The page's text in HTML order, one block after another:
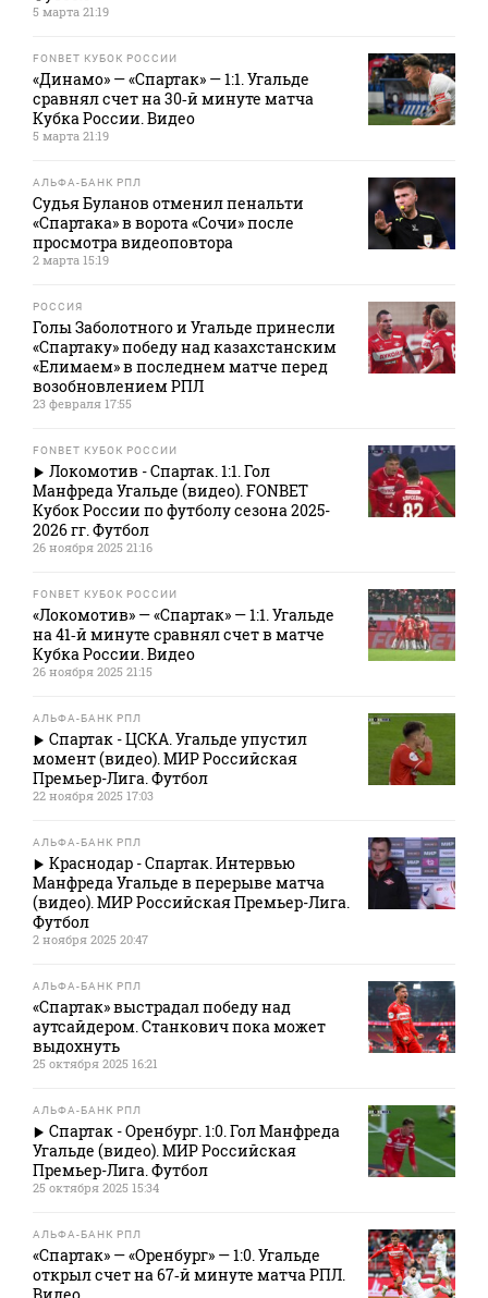
5 марта 21:19
FONBET КУБОК РОССИИ
«Динамо» — «Спартак» — 1:1. Угальде
сравнял счет на 30‑й минуте матча
Кубка России. Видео
5 марта 21:19
АЛЬФА-БАНК РПЛ
Судья Буланов отменил пенальти
«Спартака» в ворота «Сочи» после
просмотра видеоповтора
2 марта 15:19
РОССИЯ
Голы Заболотного и Угальде принесли
«Спартаку» победу над казахстанским
«Елимаем» в последнем матче перед
возобновлением РПЛ
23 февраля 17:55
FONBET КУБОК РОССИИ
Локомотив - Спартак. 1:1. Гол
Манфреда Угальде (видео). FONBET
Кубок России по футболу сезона 2025-
2026 гг. Футбол
26 ноября 2025 21:16
FONBET КУБОК РОССИИ
«Локомотив» — «Спартак» — 1:1. Угальде
на 41‑й минуте сравнял счет в матче
Кубка России. Видео
26 ноября 2025 21:15
АЛЬФА-БАНК РПЛ
Спартак - ЦСКА. Угальде упустил
момент (видео). МИР Российская
Премьер-Лига. Футбол
22 ноября 2025 17:03
АЛЬФА-БАНК РПЛ
Краснодар - Спартак. Интервью
Манфреда Угальде в перерыве матча
(видео). МИР Российская Премьер-Лига.
Футбол
2 ноября 2025 20:47
АЛЬФА-БАНК РПЛ
«Спартак» выстрадал победу над
аутсайдером. Станкович пока может
выдохнуть
25 октября 2025 16:21
АЛЬФА-БАНК РПЛ
Спартак - Оренбург. 1:0. Гол Манфреда
Угальде (видео). МИР Российская
Премьер-Лига. Футбол
25 октября 2025 15:34
АЛЬФА-БАНК РПЛ
«Спартак» — «Оренбург» — 1:0. Угальде
открыл счет на 67‑й минуте матча РПЛ.